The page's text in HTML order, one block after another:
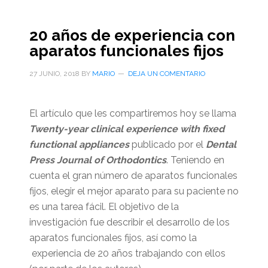
20 años de experiencia con
aparatos funcionales fijos
27 JUNIO, 2018 BY MARIO DEJA UN COMENTARIO
El artículo que les compartiremos hoy se llama
Twenty-year clinical experience with fixed
functional appliances publicado por el Dental
Press Journal of Orthodontics. Teniendo en
cuenta el gran número de aparatos funcionales
fijos, elegir el mejor aparato para su paciente no
es una tarea fácil. El objetivo de la
investigación fue describir el desarrollo de los
aparatos funcionales fijos, así como la
experiencia de 20 años trabajando con ellos